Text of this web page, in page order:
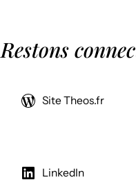
Restons
Site Theos.fr
LinkedIn